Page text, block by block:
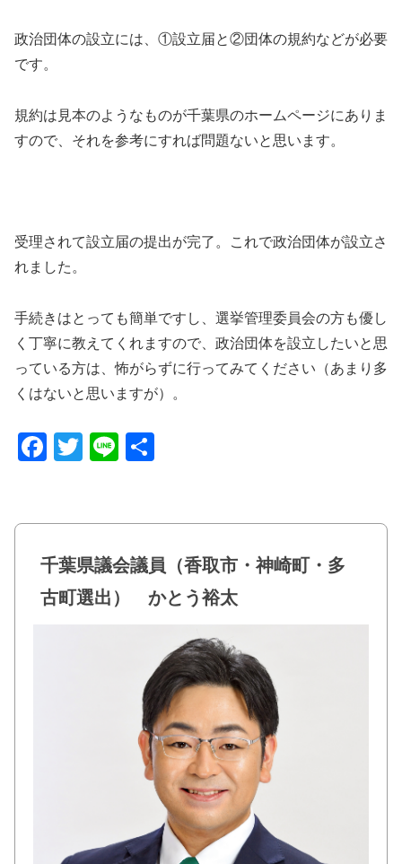
政治団体の設立には、①設立届と②団体の規約などが必要
です。
規約は見本のようなものが千葉県のホームページにありま
すので、それを参考にすれば問題ないと思います。
受理されて設立届の提出が完了。これで政治団体が設立さ
れました。
手続きはとっても簡単ですし、選挙管理委員会の方も優し
く丁寧に教えてくれますので、政治団体を設立したいと思
っている方は、怖がらずに行ってみてください（あまり多
くはないと思いますが）。
F
e
b
o
T
er
Li
千葉県議会議員（香取市・神崎町・多
古町選出） かとう裕太